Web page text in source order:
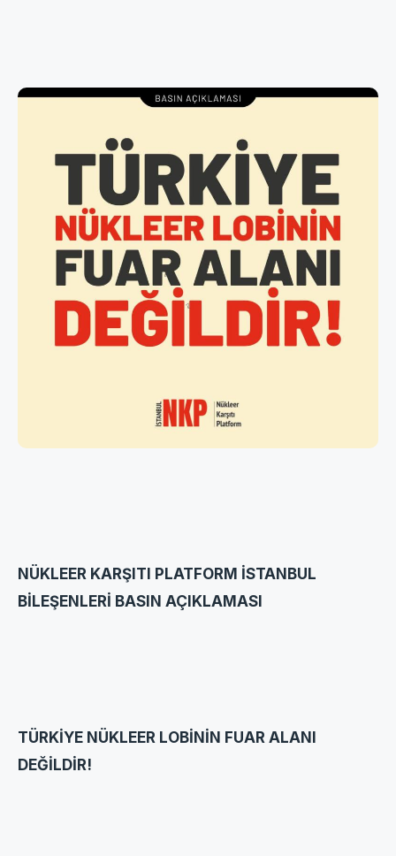
NÜKLEER KARŞITI PLATFORM İSTANBUL
BİLEŞENLERİ BASIN AÇIKLAMASI
TÜRKİYE NÜKLEER LOBİNİN FUAR ALANI
DEĞİLDİR!